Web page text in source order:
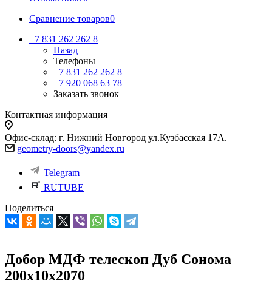
Сравнение товаров0
+7 831 262 262 8
Назад
Телефоны
+7 831 262 262 8
+7 920 068 63 78
Заказать звонок
Контактная информация
Офис-склад: г. Нижний Новгород ул.Кузбасская 17А.
geometry-doors@yandex.ru
Telegram
RUTUBE
Поделиться
Добор МДФ телескоп Дуб Сонома
200х10х2070